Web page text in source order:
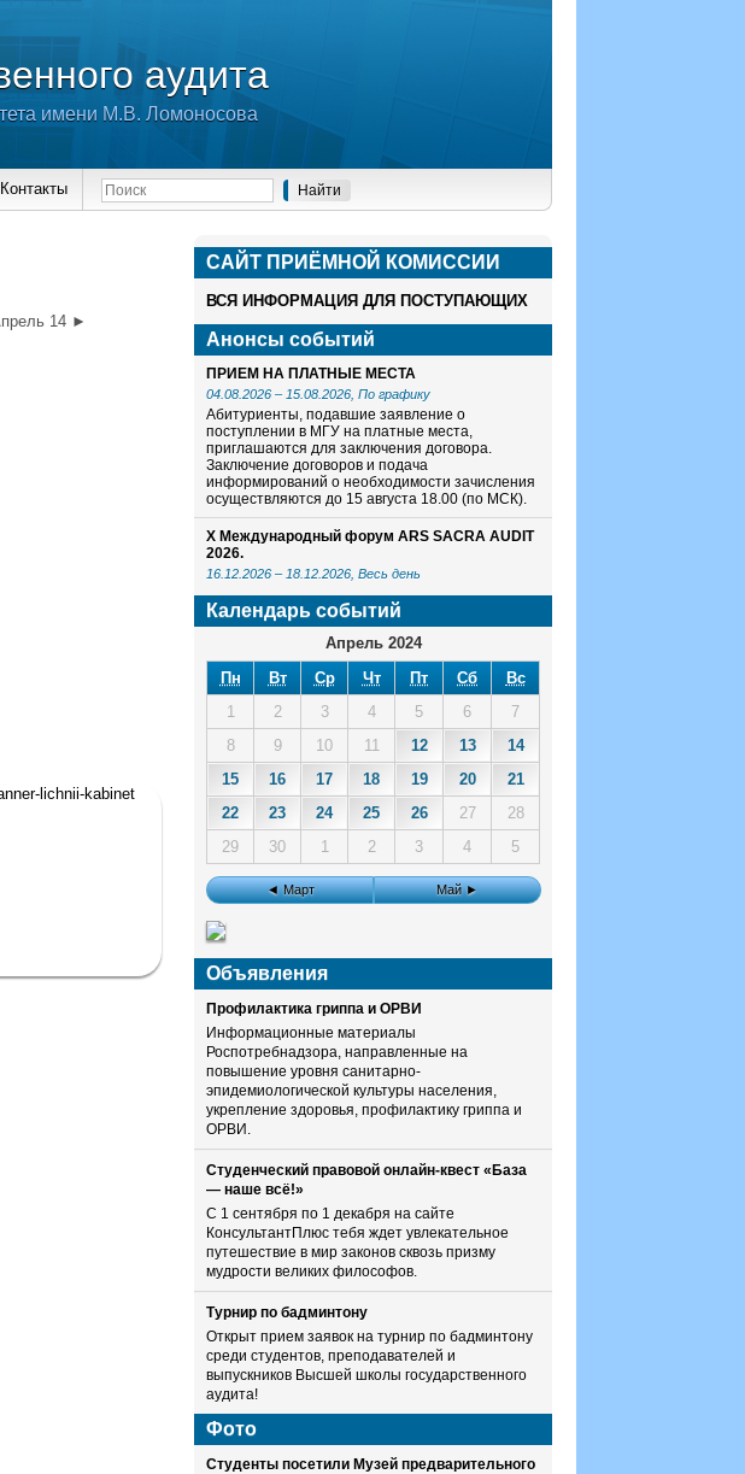
аудита
имени М.В. Ломоносова
Контакты
14 ►
САЙТ ПРИЁМНОЙ КОМИСCИИ
ВСЯ ИНФОРМАЦИЯ ДЛЯ ПОСТУПАЮЩИХ
Анонсы событий
ПРИЕМ НА ПЛАТНЫЕ МЕСТА
04.08.2026 – 15.08.2026 , По графику
Абитуриенты, подавшие заявление о
поступлении в МГУ на платные места,
приглашаются для заключения договора.
Заключение договоров и подача
информирований о необходимости зачисления
осуществляются до 15 августа 18.00 (по МСК).
X Международный форум ARS SACRA AUDIT
2026.
16.12.2026 – 18.12.2026 , Весь день
Календарь событий
Апрель 2024
Пн
Вт Ср Чт Пт Сб
Вс
1
2 3 4 5 6
7
8
9 10 11 12 13
14
15
16 17 18 19 20
21
22
23 24 25 26 27
28
29
30 1 2 3 4 5
◄ Март Май ►
Объявления
Профилактика гриппа и ОРВИ
Информационные материалы
Роспотребнадзора, направленные на
повышение уровня санитарно-
эпидемиологической культуры населения,
укрепление здоровья, профилактику гриппа и
ОРВИ.
Студенческий правовой онлайн-квест «База
— наше всё!»
С 1 сентября по 1 декабря на сайте
КонсультантПлюс тебя ждет увлекательное
путешествие в мир законов сквозь призму
мудрости великих философов.
Турнир по бадминтону
Открыт прием заявок на турнир по бадминтону
среди студентов, преподавателей и
выпускников Высшей школы государственного
аудита!
Фото
Студенты посетили Музей предварительного